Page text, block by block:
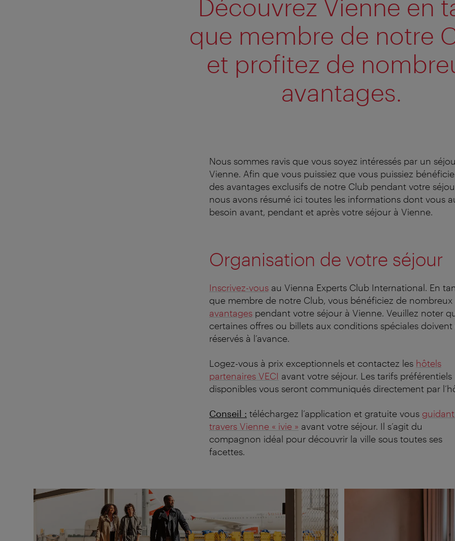
Découvrez Vienne en
que membre de notre
et profitez de
avantages.
Nous sommes ravis que vous soyez intéressés par un
Vienne. Afin que vous puissiez que vous puissiez
des avantages exclusifs de notre Club pendant votre
nous avons résumé ici toutes les informations dont vous
besoin avant, pendant et après votre séjour à Vienne.
Organisation de votre séjour
Inscrivez-vous au Vienna Experts Club International. En
que membre de notre Club, vous bénéficiez de nombreux
avantages pendant votre séjour à Vienne. Veuillez noter
certaines offres ou billets aux conditions spéciales doivent
réservés à l’avance.
Logez-vous à prix exceptionnels et contactez les hôtels
partenaires VECI avant votre séjour. Les tarifs préférentiels
disponibles vous seront communiqués directement par
Conseil : téléchargez l’application et gratuite vous
travers Vienne « ivie » avant votre séjour. Il s’agit du
compagnon idéal pour découvrir la ville sous toutes ses
facettes.